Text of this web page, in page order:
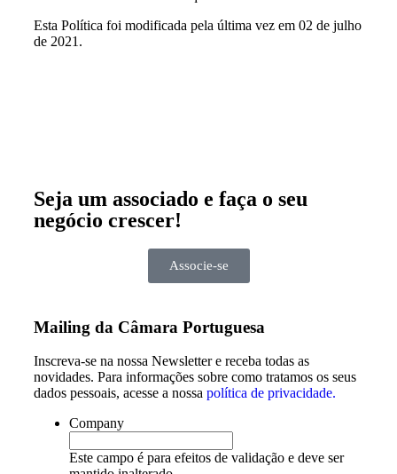
Esta Política foi modificada pela última vez em 02 de julho
de 2021.
Seja um associado e faça o seu
negócio crescer!
Associe-se
Mailing da Câmara Portuguesa
Inscreva-se na nossa Newsletter e receba todas as
novidades. Para informações sobre como tratamos os seus
dados pessoais, acesse a nossa política de privacidade.
Company
Este campo é para efeitos de validação e deve ser